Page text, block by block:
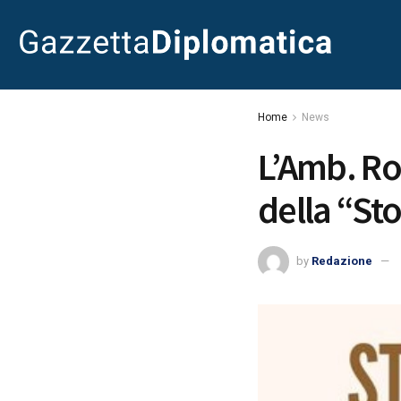
Home News
L’Amb.
della
by Redazione